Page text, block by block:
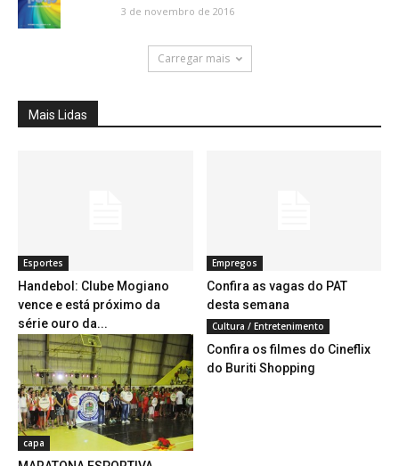
3 de novembro de 2016
Carregar mais
Mais Lidas
Esportes
Handebol: Clube Mogiano
vence e está próximo da
série ouro da...
Empregos
Confira as vagas do PAT
desta semana
capa
Cultura / Entretenimento
Confira os filmes do Cineflix
do Buriti Shopping